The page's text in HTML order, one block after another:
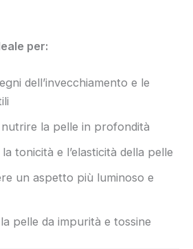
per:
dell’invecchiamento e le
la pelle in profondità
tonicità e l’elasticità della pelle
un aspetto più luminoso e
pelle da impurità e tossine